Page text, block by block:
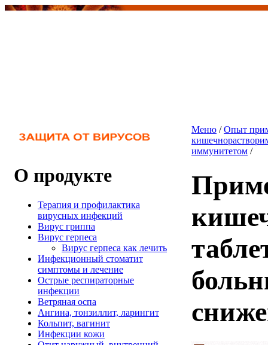
О продукте
Терапия и профилактика
вирусных инфекций
Вирус гриппа
Вирус герпеса
Вирус герпеса как лечить
Инфекционный стоматит
симптомы и лечение
Острые респираторные
инфекции
Ветряная оспа
Ангина, тонзиллит, ларингит
Кольпит, вагинит
Инфекции кожи
Меню /Опыт
иммунитетом /